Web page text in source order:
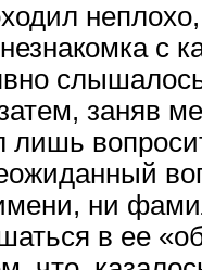
с
заняв
лишь
ни
в ее